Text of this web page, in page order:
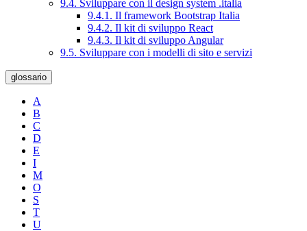
9.4. Sviluppare con il design system .italia
9.4.1. Il framework Bootstrap Italia
9.4.2. Il kit di sviluppo React
9.4.3. Il kit di sviluppo Angular
9.5. Sviluppare con i modelli di sito e servizi
glossario
A
B
C
D
E
I
M
O
S
T
U